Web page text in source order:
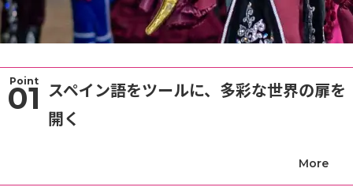
Point
01 スペイン語をツールに、多彩な世界の扉を
開く